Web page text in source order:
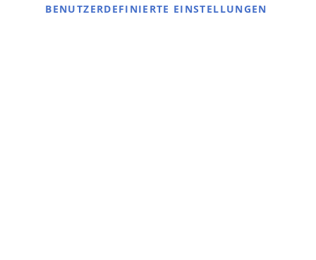
Kontakt
BENUTZERDEFINIERTE EINSTELLUNGEN